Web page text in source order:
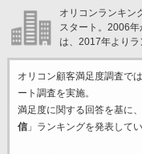
オリコンランキン
スタート。2006
は、2017年よりラ
オリコン顧客満足度調査で
ート調査を実施。
満足度に関する回答を基に
信」ランキングを発表してい